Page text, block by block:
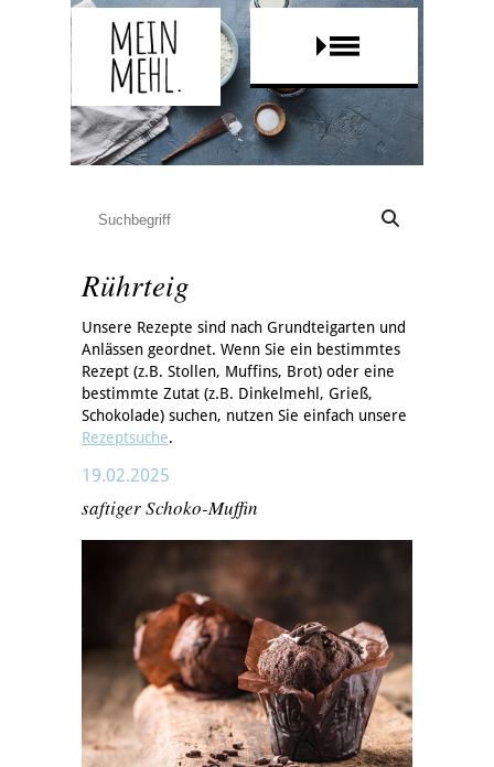
Rührteig
Unsere Rezepte sind nach Grundteigarten und
Anlässen geordnet. Wenn Sie ein bestimmtes
Rezept (z.B. Stollen, Muffins, Brot) oder eine
bestimmte Zutat (z.B. Dinkelmehl, Grieß,
Schokolade) suchen, nutzen Sie einfach unsere
Rezeptsuche.
19.02.2025
saftiger Schoko-Muffin